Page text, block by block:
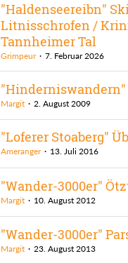
"Haldenseereibn"
Litnisschrofen /
Tannheimer Tal
Grimpeur 7. Februar 2026
Margit 2. August 2009
"Loferer Stoaberg"
Ameranger 13. Juli 2016
"Wander-3000er"
Margit 10. August 2012
"Wander-3000er"
Margit 23. August 2013